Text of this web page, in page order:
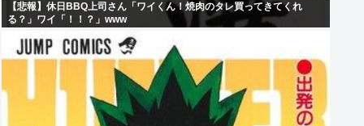
【悲報】休日BBQ上司さん「ワイくん！焼肉のタレ買ってきてくれ
る？」ワイ「！！？」www